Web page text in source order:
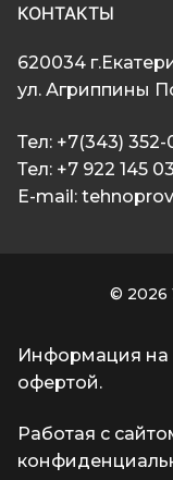
КОНТАКТЫ
620034
ул. Агриппины
Тел: +7(343) 352-
Тел: +7 922 145
E-mail:
© 2026
Информация на
офертой.
Работая с